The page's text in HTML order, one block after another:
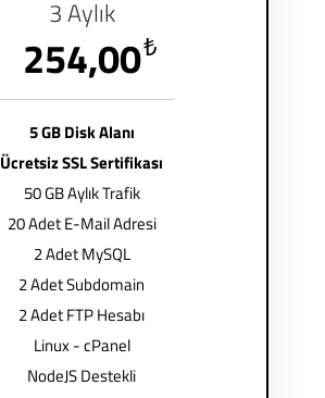
3 Aylık
₺
254,00
5 GB Disk Alanı
Ücretsiz SSL Sertifikası
50 GB Aylık Trafik
20 Adet E-Mail Adresi
2 Adet MySQL
2 Adet Subdomain
2 Adet FTP Hesabı
Linux - cPanel
NodeJS Destekli